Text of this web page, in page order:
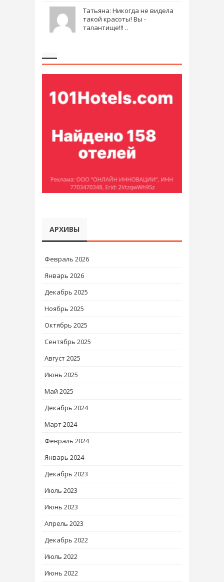
Татьяна: Никогда не видела
такой красоты! Вы -
талантище!!! ..
АРХИВЫ
Февраль 2026
Январь 2026
Декабрь 2025
Ноябрь 2025
Октябрь 2025
Сентябрь 2025
Август 2025
Июнь 2025
Май 2025
Декабрь 2024
Март 2024
Февраль 2024
Январь 2024
Декабрь 2023
Июль 2023
Июнь 2023
Апрель 2023
Декабрь 2022
Июль 2022
Июнь 2022